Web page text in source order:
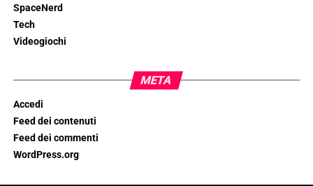
SpaceNerd
Tech
Videogiochi
META
Accedi
Feed dei contenuti
Feed dei commenti
WordPress.org